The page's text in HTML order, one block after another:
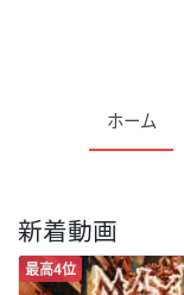
ホーム
新着動画
最高4位